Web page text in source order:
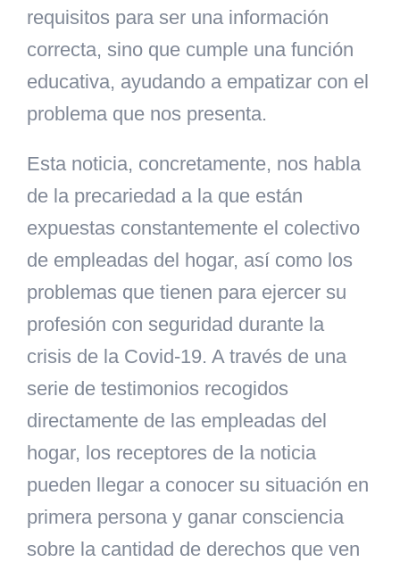
requisitos para ser una información
correcta, sino que cumple una función
educativa, ayudando a empatizar con el
problema que nos presenta.
Esta noticia, concretamente, nos habla
de la precariedad a la que están
expuestas constantemente el colectivo
de empleadas del hogar, así como los
problemas que tienen para ejercer su
profesión con seguridad durante la
crisis de la Covid-19. A través de una
serie de testimonios recogidos
directamente de las empleadas del
hogar, los receptores de la noticia
pueden llegar a conocer su situación en
primera persona y ganar consciencia
sobre la cantidad de derechos que ven